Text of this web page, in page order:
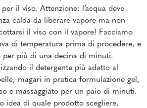
il viso. Attenzione: l’acqua deve
calda da liberare vapore ma non
il viso con il vapore! Facciamo
di temperatura prima di procedere, e
per più di una decina di minuti.
il detergente più adatto al
magari in pratica formulazione gel,
e massaggiato per un paio di minuti.
idea di quale prodotto scegliere,